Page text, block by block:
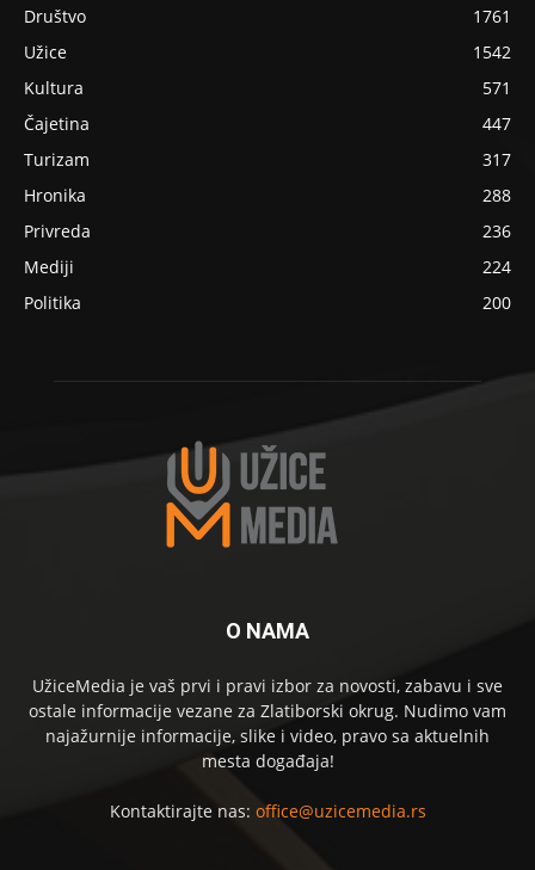
Društvo
1761
Užice
1542
Kultura
571
Čajetina
447
Turizam
317
Hronika
288
Privreda
236
Mediji
224
Politika
200
O NAMA
UžiceMedia je vaš prvi i pravi izbor za novosti, zabavu i sve
ostale informacije vezane za Zlatiborski okrug. Nudimo vam
najažurnije informacije, slike i video, pravo sa aktuelnih
mesta događaja!
Kontaktirajte nas: office@uzicemedia.rs